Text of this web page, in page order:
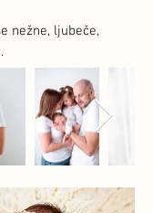
nežne, ljubeče,